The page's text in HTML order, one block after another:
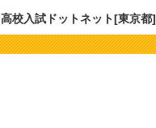
高校入試ドットネット[東京都]